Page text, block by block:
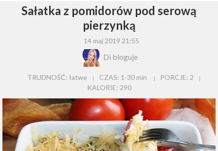
Sałatka z pomidorów pod serową
pierzynką
14 maj 2019 21:55
Di bloguje
TRUDNOŚĆ: łatwe CZAS: 1-30 min PORCJE: 2
KALORIE: 290